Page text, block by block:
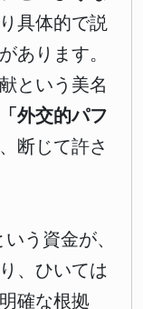
具体的で説
あります。
という美名
外交的パフ
断じて許さ
う資金が、
、ひいては
確な根拠